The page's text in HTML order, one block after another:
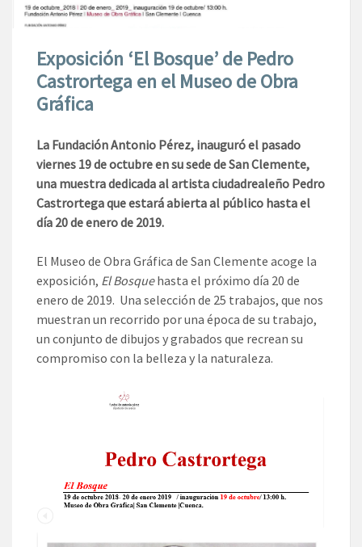
Exposición ‘El Bosque’ de Pedro
Castrortega en el Museo de Obra
Gráfica
La Fundación Antonio Pérez, inauguró el pasado
viernes 19 de octubre en su sede de San Clemente,
una muestra dedicada al artista ciudadrealeño Pedro
Castrortega que estará abierta al público hasta el
día 20 de enero de 2019.
El Museo de Obra Gráfica de San Clemente acoge la
exposición, El Bosquehasta el próximo día 20 de
enero de 2019. Una selección de 25 trabajos, que nos
muestran un recorrido por una época de su trabajo,
un conjunto de dibujos y grabados que recrean su
compromiso con la belleza y la naturaleza.